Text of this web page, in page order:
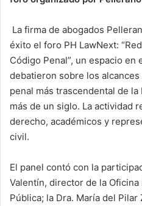
La firma de abogados
éxito el foro PH LawNext:
Código Penal”, un espacio
debatieron sobre los
penal más trascendental de
más de un siglo. La actividad
derecho, académicos y
civil.
El panel contó con la
Valentín, director de la
Pública; la Dra. María del